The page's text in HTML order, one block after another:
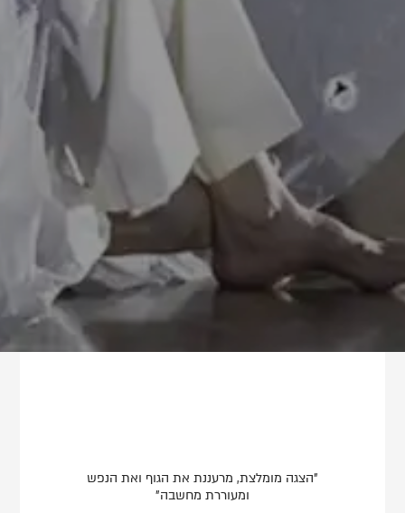
"הצגה מומלצת, מרעננת את הגוף ואת הנפש
ומעוררת מחשבה"